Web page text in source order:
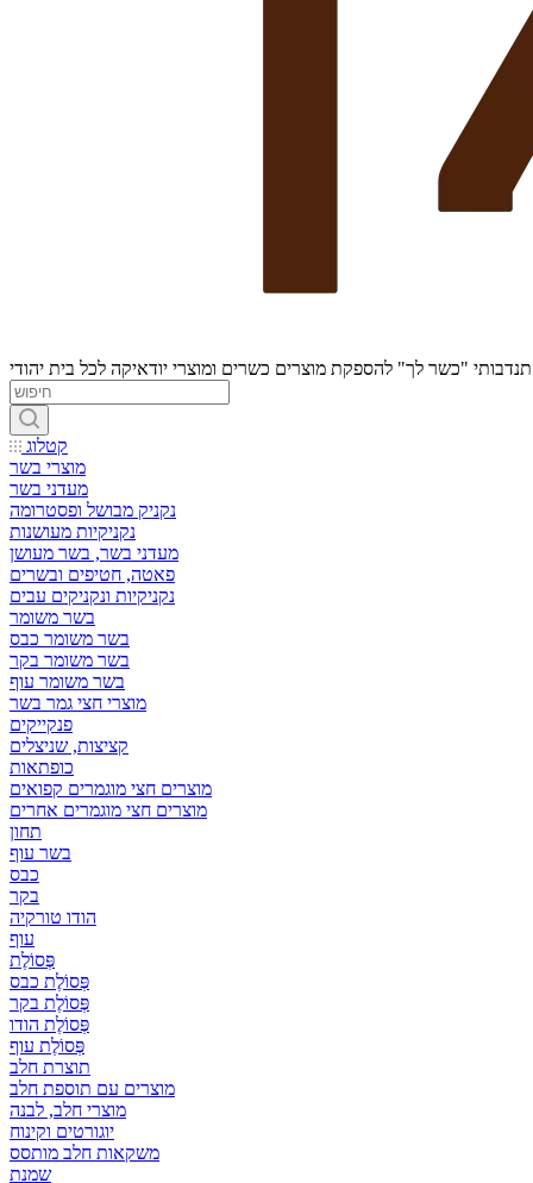
"כשר לך" להספקת מוצרים כשרים ומוצרי יודאיקה לכל בית יהודי
קטלוג
מוצרי בשר
מעדני בשר
נקניק מבושל ופסטרומה
נקניקיות מעושנות
מעדני בשר, בשר מעושן
פאטה, חטיפים ובשרים
נקניקיות ונקניקים עבים
בשר משומר
בשר משומר כבס
בשר משומר בקר
בשר משומר עוף
מוצרי חצי גמר בשר
פנקייקים
קציצות, שניצלים
כופתאות
מוצרים חצי מוגמרים קפואים
מוצרים חצי מוגמרים אחרים
תחון
בשר עוף
כבס
בקר
הודו טורקיה
עוף
פְּסוֹלֶת
פְּסוֹלֶת כבס
פְּסוֹלֶת בקר
פְּסוֹלֶת הודו
פְּסוֹלֶת עוף
תוצרת חלב
מוצרים עם תוספת חלב
מוצרי חלב, לבנה
יוגורטים וקינוח
משקאות חלב מותסס
שמנת